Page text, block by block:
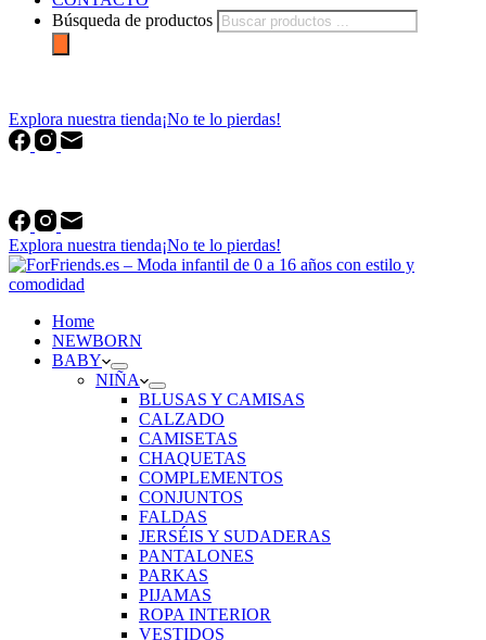
Búsqueda de productos
Explora nuestra tienda¡No te lo pierdas!
Explora nuestra tienda¡No te lo pierdas!
Home
NEWBORN
BABY
NIÑA
BLUSAS Y CAMISAS
CALZADO
CAMISETAS
CHAQUETAS
COMPLEMENTOS
CONJUNTOS
FALDAS
JERSÉIS Y SUDADERAS
PANTALONES
PARKAS
PIJAMAS
ROPA INTERIOR
VESTIDOS